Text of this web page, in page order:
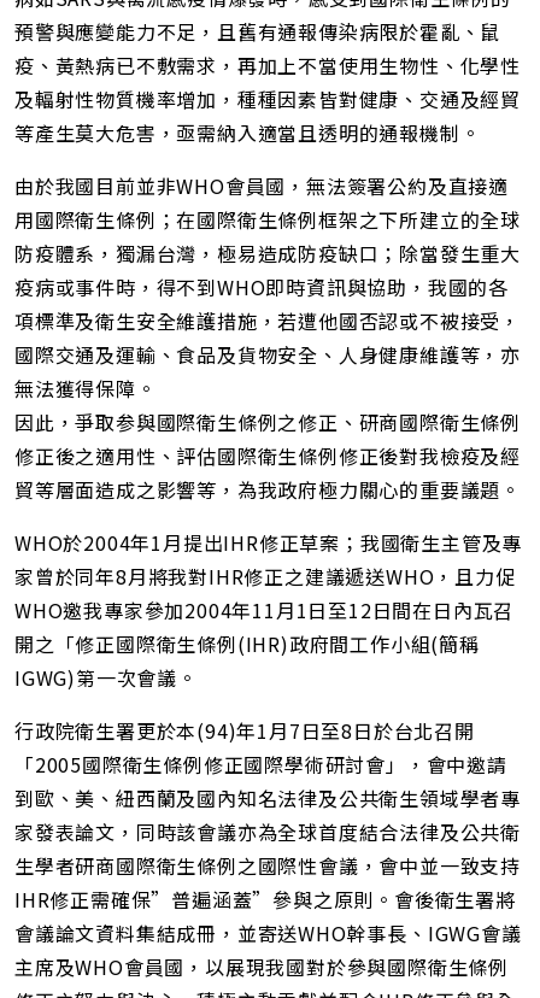
預警與應變能力不足，且舊有通報傳染病限於霍亂、鼠
疫、黃熱病已不敷需求，再加上不當使用生物性、化學性
及輻射性物質機率增加，種種因素皆對健康、交通及經貿
等產生莫大危害，亟需納入適當且透明的通報機制。
由於我國目前並非WHO會員國，無法簽署公約及直接適
用國際衛生條例；在國際衛生條例框架之下所建立的全球
防疫體系，獨漏台灣，極易造成防疫缺口；除當發生重大
疫病或事件時，得不到WHO即時資訊與協助，我國的各
項標準及衛生安全維護措施，若遭他國否認或不被接受，
國際交通及運輸、食品及貨物安全、人身健康維護等，亦
無法獲得保障。
因此，爭取参與國際衛生條例之修正、研商國際衛生條例
修正後之適用性、評估國際衛生條例修正後對我檢疫及經
貿等層面造成之影響等，為我政府極力關心的重要議題。
WHO於2004年1月提出IHR修正草案；我國衛生主管及專
家曾於同年8月將我對IHR修正之建議遞送WHO，且力促
WHO邀我專家參加2004年11月1日至12日間在日內瓦召
開之「修正國際衛生條例(IHR)政府間工作小組(簡稱
IGWG)第一次會議。
行政院衛生署更於本(94)年1月7日至8日於台北召開
「2005國際衛生條例修正國際學術研討會」，會中邀請
到歐、美、紐西蘭及國內知名法律及公共衛生領域學者專
家發表論文，同時該會議亦為全球首度結合法律及公共衛
生學者研商國際衛生條例之國際性會議，會中並一致支持
IHR修正需確保”普遍涵蓋”參與之原則。會後衛生署將
會議論文資料集結成冊，並寄送WHO幹事長、IGWG會議
主席及WHO會員國，以展現我國對於參與國際衛生條例